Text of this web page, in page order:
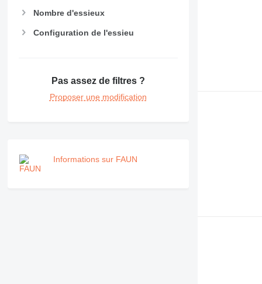
Nombre d'essieux
Configuration de l'essieu
Pas assez de filtres ?
Proposer une modification
Informations sur FAUN